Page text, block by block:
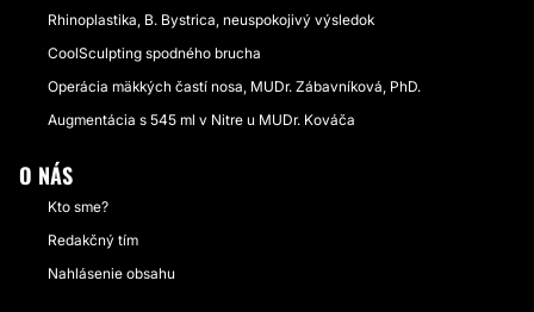
Rhinoplastika, B. Bystrica, neuspokojivý výsledok
CoolSculpting spodného brucha
Operácia mäkkých častí nosa, MUDr. Zábavníková, PhD.
Augmentácia s 545 ml v Nitre u MUDr. Kováča
O NÁS
Kto sme?
Redakčný tím
Nahlásenie obsahu